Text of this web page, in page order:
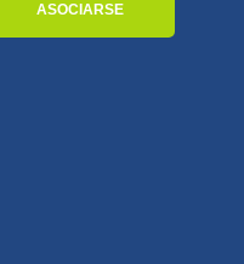
ASOCIARSE